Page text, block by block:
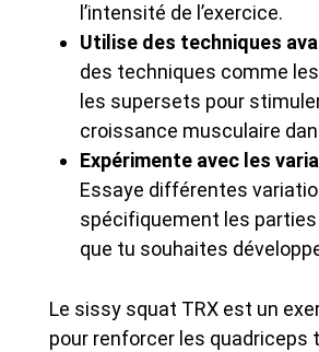
l’intensité de l’exercice.
Utilise des techniques
des techniques comme
les supersets pour
croissance musculaire
Expérimente avec les
Essaye différentes
spécifiquement les
que tu souhaites
Le sissy squat TRX est un
pour renforcer les quadriceps